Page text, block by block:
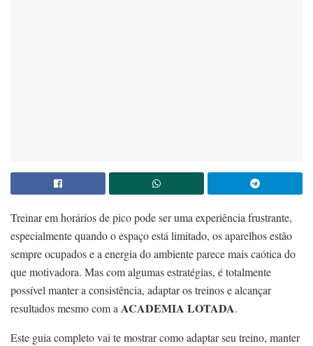
Treinar em horários de pico pode ser uma experiência frustrante,
especialmente quando o espaço está limitado, os aparelhos estão
sempre ocupados e a energia do ambiente parece mais caótica do
que motivadora. Mas com algumas estratégias, é totalmente
possível manter a consistência, adaptar os treinos e alcançar
resultados mesmo com a ACADEMIA LOTADA.
Este guia completo vai te mostrar como adaptar seu treino, manter